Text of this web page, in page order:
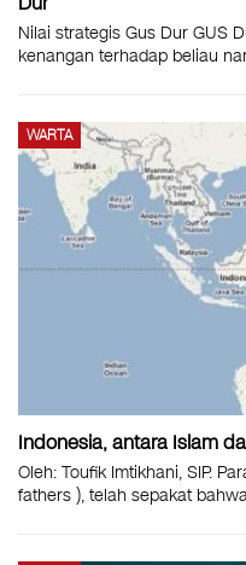
Nilai strategis Gus Dur GUS
kenangan terhadap beliau
WARTA
Indonesia, antara Islam
Oleh: Toufik Imtikhani, SIP.
fathers ), telah sepakat